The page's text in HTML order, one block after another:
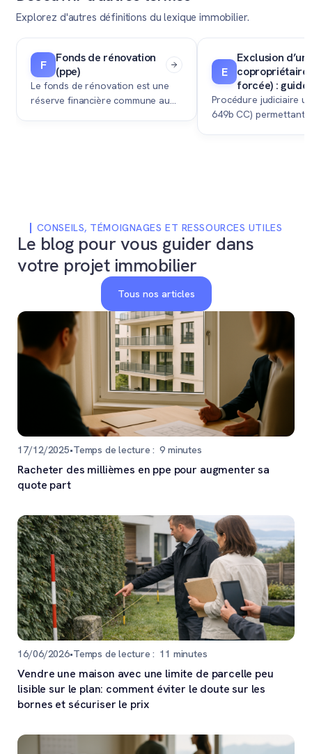
Explorez d'autres définitions du lexique immobilier.
F
Fonds de rénovation
(ppe)
Le fonds de rénovation est une
réserve financière commune au
E
Exclusion d’un
copropriétaire
forcée) : guide
Procédure judiciaire
649b CC) permettant
CONSEILS, TÉMOIGNAGES ET RESSOURCES UTILES
Le blog pour vous guider dans
votre projet immobilier
Tous nos articles
17/12/2025•Temps de lecture : 9minutes
Racheter des millièmes en ppe pour augmenter sa
quote part
16/06/2026•Temps de lecture : 11 minutes
Vendre une maison avec une limite de parcelle peu
lisible sur le plan: comment éviter le doute sur les
bornes et sécuriser le prix